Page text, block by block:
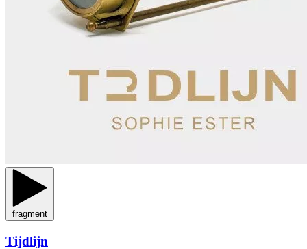
fragment
Tijdlijn